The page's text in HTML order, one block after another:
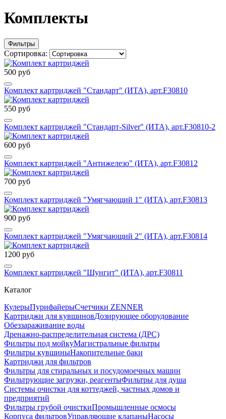
Комплекты
Фильтры
Сортировка:
500 руб
Комплект картриджей "Стандарт" (ИТА), арт.F30810
550 руб
Комплект картриджей "Стандарт-Silver" (ИТА), арт.F30810-2
600 руб
Комплект картриджей "Антижелезо" (ИТА), арт.F30812
700 руб
Комплект картриджей "Умягчающий 1" (ИТА), арт.F30813
900 руб
Комплект картриджей "Умягчающий 2" (ИТА), арт.F30814
1200 руб
Комплект картриджей "Шунгит" (ИТА), арт.F30811
Каталог
КулерыПурифайерыСчетчики ZENNER
Картриджи для кувшиновДозирующее оборудование
Обеззараживание воды
Дренажно-распределительная система (ДРС)
Фильтры под мойкуМагистральные фильтры
Фильтры кувшиныНакопительные баки
Картриджи для фильтров
Фильтры для стиральных и посудомоечных машин
Фильтрующие загрузки, реагентыФильтры для душа
Системы очистки для коттеджей, частных домов и
предприятий
Фильтры грубой очисткиПромышленные осмосы
Корпуса фильтровУправляющие клапаныНасосы